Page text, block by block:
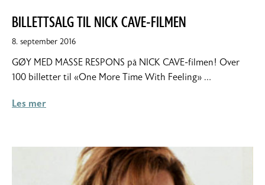
BILLETTSALG TIL NICK CAVE-FILMEN
8. september 20168.
2016
GØY MED MASSE RESPONS på NICK CAVE-filmen! Over
100 billetter til «One More Time With Feeling» …
Les mer